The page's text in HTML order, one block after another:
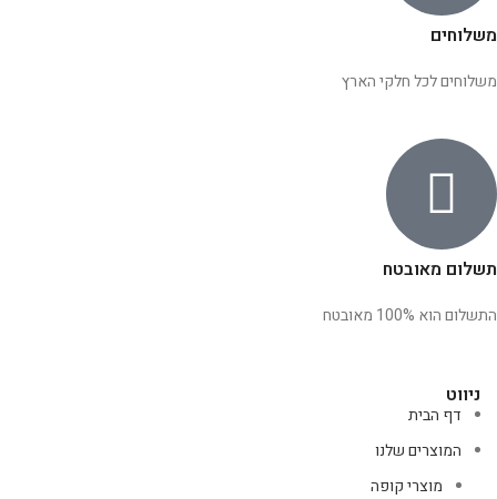
משלוחים
משלוחים לכל חלקי הארץ
תשלום מאובטח
התשלום הוא 100% מאובטח
ניווט
דף הבית
המוצרים שלנו
מוצרי קופה